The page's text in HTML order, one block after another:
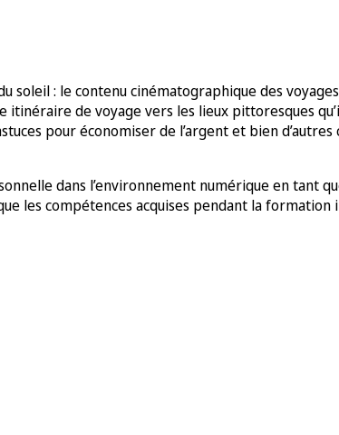
soleil : le contenu cinématographique des
de voyage vers les lieux pittoresques
pour économiser de l’argent et bien
dans l’environnement numérique en tant
les compétences acquises pendant la